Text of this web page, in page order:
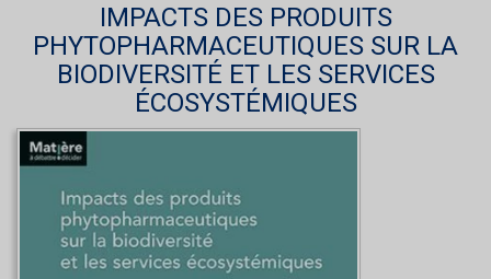
IMPACTS DES PRODUITS
PHYTOPHARMACEUTIQUES SUR LA
BIODIVERSITÉ ET LES SERVICES
ÉCOSYSTÉMIQUES